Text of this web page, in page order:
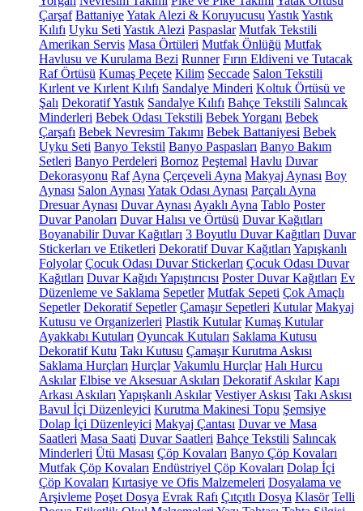
Çarşaf BattaniyeYatak Alezi & Koruyucusu YastıkYastık
Kılıfı Uyku Seti Yastık Alezi Paspaslar Mutfak Tekstili
Amerikan Servis Masa Örtüleri Mutfak Önlüğü Mutfak
Havlusu ve Kurulama Bezi Runner Fırın Eldiveni ve Tutacak
Raf Örtüsü Kumaş Peçete Kilim Seccade Salon Tekstili
Kırlent ve Kırlent Kılıfı Sandalye Minderi Koltuk Örtüsü ve
Şalı Dekoratif Yastık Sandalye Kılıfı Bahçe Tekstili Salıncak
Minderleri Bebek Odası Tekstili Bebek Yorganı Bebek
Çarşafı Bebek Nevresim Takımı Bebek Battaniyesi Bebek
Uyku Seti Banyo Tekstil Banyo Paspasları Banyo Bakım
Setleri Banyo Perdeleri Bornoz Peştemal Havlu Duvar
Dekorasyonu Raf Ayna Çerçeveli Ayna Makyaj Aynası Boy
Aynası Salon Aynası Yatak Odası Aynası Parçalı Ayna
Dresuar Aynası Duvar Aynası Ayaklı Ayna Tablo Poster
Duvar Panoları Duvar Halısı ve Örtüsü Duvar Kağıtları
Boyanabilir Duvar Kağıtları 3 Boyutlu Duvar Kağıtları Duvar
Stickerları ve Etiketleri Dekoratif Duvar Kağıtları Yapışkanlı
Folyolar Çocuk Odası Duvar Stickerları Çocuk Odası Duvar
Kağıtları Duvar Kağıdı Yapıştırıcısı Poster Duvar Kağıtları Ev
Düzenleme ve Saklama Sepetler Mutfak Sepeti Çok Amaçlı
Sepetler Dekoratif Sepetler Çamaşır Sepetleri Kutular Makyaj
Kutusu ve Organizerleri Plastik Kutular Kumaş Kutular
Ayakkabı Kutuları Oyuncak Kutuları Saklama Kutusu
Dekoratif Kutu Takı Kutusu Çamaşır Kurutma Askısı
Saklama Hurçları Hurçlar Vakumlu Hurçlar Halı Hurcu
Askılar Elbise ve Aksesuar Askıları Dekoratif Askılar Kapı
Arkası Askıları Yapışkanlı Askılar Vestiyer Askısı Takı Askısı
Bavul İçi Düzenleyici Kurutma Makinesi Topu Şemsiye
Dolap İçi Düzenleyici Makyaj Çantası Duvar ve Masa
Saatleri Masa Saati Duvar Saatleri Bahçe Tekstili Salıncak
Minderleri Ütü Masası Çöp Kovaları Banyo Çöp Kovaları
Mutfak Çöp Kovaları Endüstriyel Çöp Kovaları Dolap İçi
Çöp Kovaları Kırtasiye ve Ofis Malzemeleri Dosyalama ve
Arşivleme Poşet Dosya Evrak Rafı Çıtçıtlı Dosya Klasör Telli